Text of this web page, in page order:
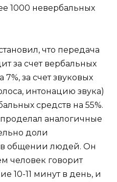
1000 невербальных
что передача
за счет вербальных
7%, за счет звуковых
интонацию звука)
средств на 55%.
аналогичные
доли
в общении людей. Он
человек говорит
10-11 минут в день, и